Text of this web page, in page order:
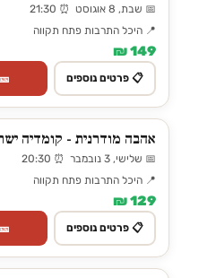
📅 שבת, 8 אוגוסט ⏰ 21:30
📍 היכל התרבות פתח תקווה
149 ₪
📋 פרטים נוספים
אהבה מודרנית - קומדיה
📅 שלישי, 3 נובמבר ⏰ 20:30
📍 היכל התרבות פתח תקווה
129 ₪
📋 פרטים נוספים